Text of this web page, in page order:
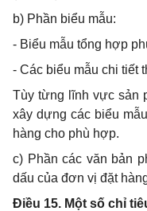
b) Phần biểu mẫu:
- Biểu mẫu tổng hợp
- Các biểu mẫu chi tiết
Tùy từng lĩnh vực sản
xây dựng các biểu
hàng cho phù hợp.
c) Phần các văn bản
dấu của đơn vị đặt
Điều 15. Một số chỉ